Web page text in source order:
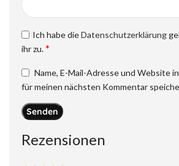
Rezensionen
Ich habe dieDatenschutzerklärung
ihr zu.*
Name, E-Mail-Adresse und Website
für meinen nächsten Kommentar